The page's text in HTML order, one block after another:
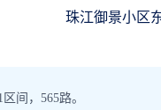
珠江御景小区东
间，565路。